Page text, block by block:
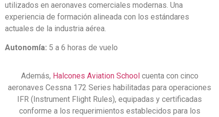
utilizados en aeronaves comerciales modernas. Una
experiencia de formación alineada con los estándares
actuales de la industria aérea.
Autonomía: 5 a 6 horas de vuelo
Además, Halcones Aviation Schoolcuenta con cinco
aeronaves Cessna 172 Series habilitadas para operaciones
IFR (Instrument Flight Rules), equipadas y certificadas
conforme a los requerimientos establecidos para los